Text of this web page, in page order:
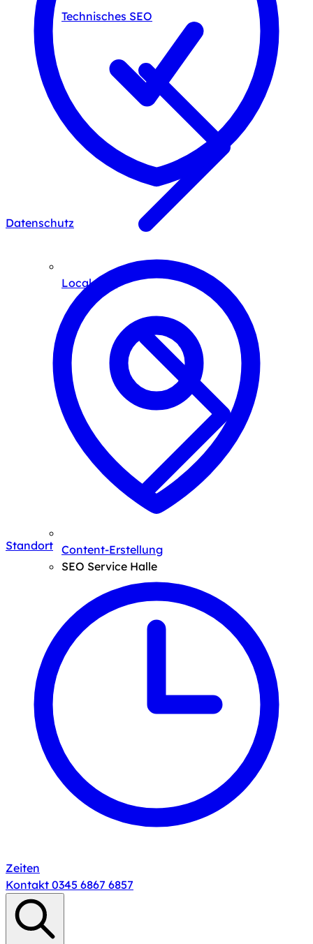
Technisches SEO
Local SEO
Content-Erstellung
SEO Service Halle
Datenschutz
Standort
Zeiten
Kontakt 0345 6867 6857